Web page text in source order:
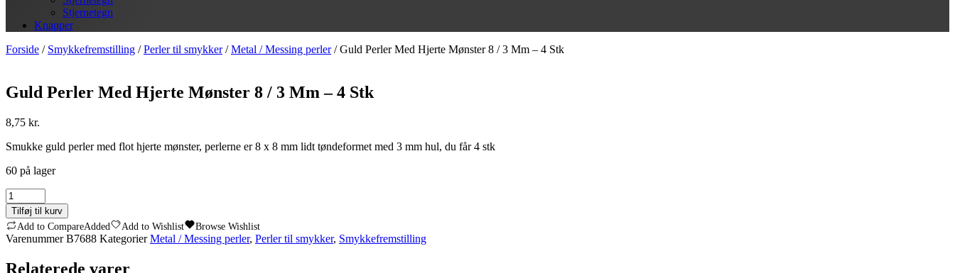
Stjernetegn
Knapper
Forside / Smykkefremstilling /Perler til smykker/Metal / Messing perler/ Guld Perler Med Hjerte Mønster 8 / 3 Mm – 4 Stk
Guld Perler Med Hjerte Mønster 8 / 3 Mm – 4 Stk
8,75 kr.
Smukke guld perler med flot hjerte mønster, perlerne er 8 x 8 mm lidt tøndeformet med 3 mm hul, du får 4 stk
60 på lager
Guld
Perler
Med
Hjerte
Mønster
Tilføj til kurv
Add to CompareAdded Add to Wishlist Browse Wishlist
VarenummerB7688 Kategorier Metal / Messing perler, Perler til smykker, Smykkefremstilling
Relaterede varer